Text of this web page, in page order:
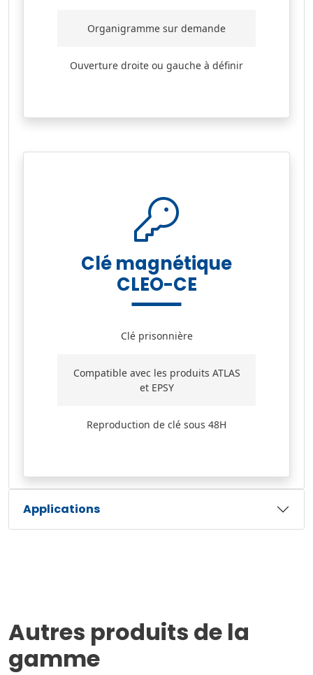
Organigramme sur demande
Ouverture droite ou gauche à définir
Clé magnétique
CLEO-CE
Clé prisonnière
Compatible avec les produits ATLAS
et EPSY
Reproduction de clé sous 48H
Applications
Autres produits de la
gamme